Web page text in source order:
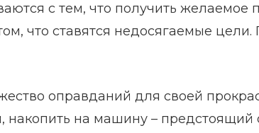
с тем, что получить желаемое
что ставятся недосягаемые
оправданий для своей
на машину – предстоящий